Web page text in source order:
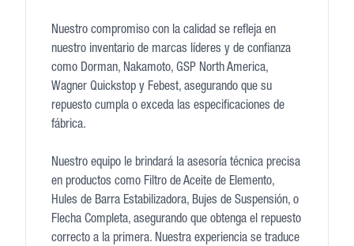
Nuestro compromiso con la calidad se refleja en
nuestro inventario de marcas líderes y de confianza
como Dorman, Nakamoto, GSP North America,
Wagner Quickstop y Febest, asegurando que su
repuesto cumpla o exceda las especificaciones de
fábrica.
Nuestro equipo le brindará la asesoría técnica precisa
en productos como Filtro de Aceite de Elemento,
Hules de Barra Estabilizadora, Bujes de Suspensión, o
Flecha Completa, asegurando que obtenga el repuesto
correcto a la primera. Nuestra experiencia se traduce